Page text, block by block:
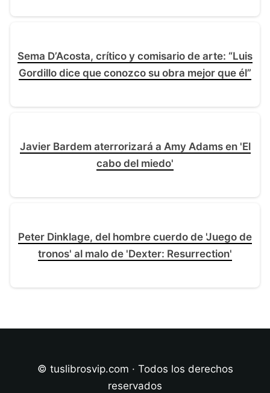
Sema D’Acosta, crítico y comisario de arte: “Luis
Gordillo dice que conozco su obra mejor que él”
Javier Bardem aterrorizará a Amy Adams en 'El
cabo del miedo'
Peter Dinklage, del hombre cuerdo de 'Juego de
tronos' al malo de 'Dexter: Resurrection'
© tuslibrosvip.com · Todos los derechos
reservados